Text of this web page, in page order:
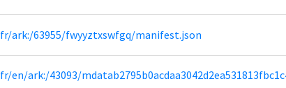
ark:/63955/fwyyztxswfgq/manifest.json
ark:/43093/